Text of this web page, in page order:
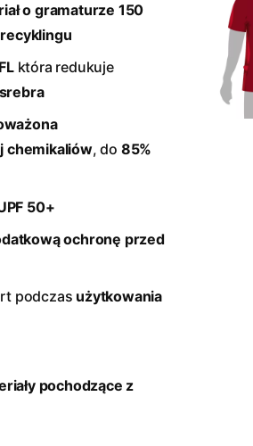
o gramaturze 150
która redukuje
chemikaliów, do 85%
50+
ochronę przed
podczas użytkowania
pochodzące z